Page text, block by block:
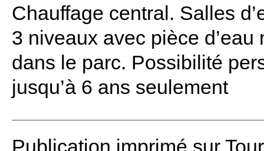
Chauffage central. Salles
3 niveaux avec pièce
dans le parc. Possibilité
jusqu’à 6 ans seulement
Publication imprimé sur